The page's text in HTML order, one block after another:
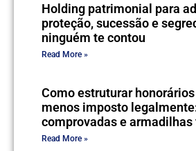
Holding patrimonial para
proteção, sucessão e
ninguém te contou
Read More »
Como estruturar
menos imposto
comprovadas e
Read More »